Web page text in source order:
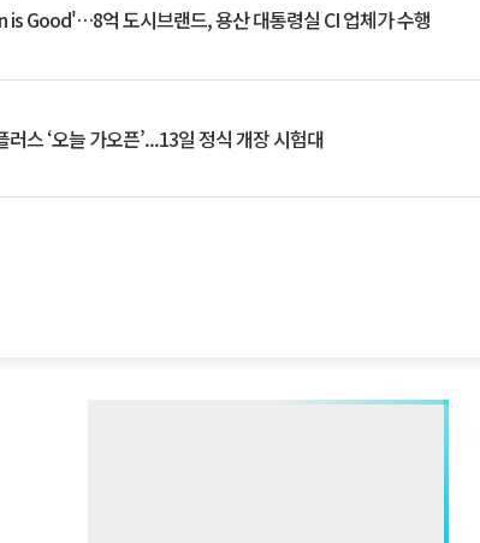
is Good'…8억 도시브랜드, 용산 대통령실 CI 업체가 수행
스 ‘오늘 가오픈’...13일 정식 개장 시험대